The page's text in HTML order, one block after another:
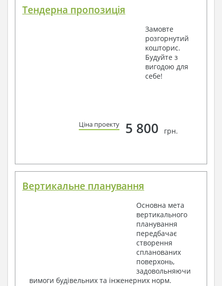
Тендерна пропозиція
Замовте
розгорнутий
кошторис.
Будуйте з
вигодою для
себе!
Ціна проекту 5 800 грн.
Вертикальне планування
Основна мета
вертикального
планування
передбачає
створення
спланованих
поверхонь,
задовольняючи
вимоги будівельних та інженерних норм.